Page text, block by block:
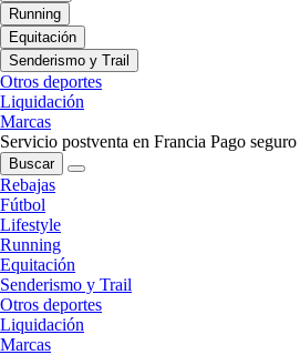
Running
Equitación
Senderismo y Trail
Otros deportes
Liquidación
Marcas
Servicio postventa en Francia Pago seguro
Buscar
Rebajas
Fútbol
Lifestyle
Running
Equitación
Senderismo y Trail
Otros deportes
Liquidación
Marcas